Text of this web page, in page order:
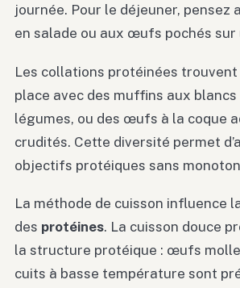
journée. Pour le déjeuner, pensez
en salade ou aux œufs pochés sur
Les collations protéinées
place avec des muffins aux
légumes, ou des œufs à la coque
crudités. Cette diversité permet
objectifs protéiques sans
La méthode de cuisson influence
des protéines. La cuisson douce
la structure protéique : œufs
cuits à basse température sont